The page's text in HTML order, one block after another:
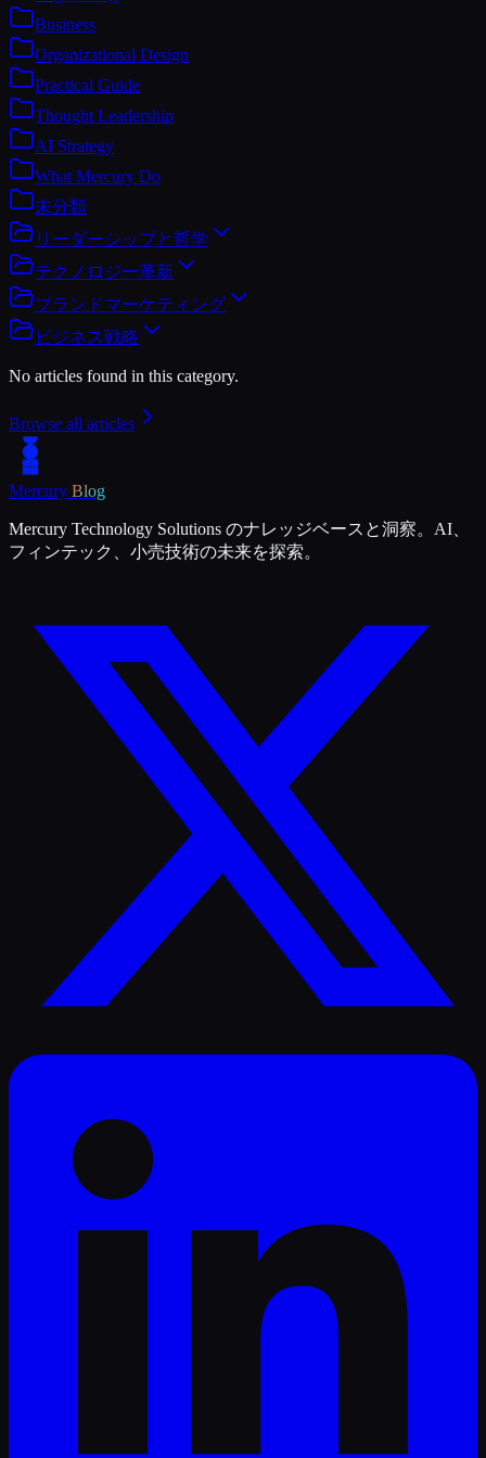
Business
Organizational Design
Practical Guide
Thought Leadership
AI Strategy
What Mercury Do
未分類
リーダーシップと哲学
テクノロジー革新
ブランドマーケティング
ビジネス戦略
No articles found in this category.
Browse all articles
Mercury Blog
Mercury Technology Solutions のナレッジベースと洞察。AI、
フィンテック、小売技術の未来を探索。